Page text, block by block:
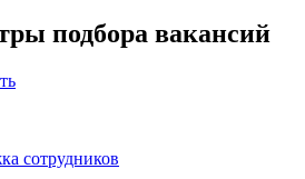
подбора вакансий
сотрудников